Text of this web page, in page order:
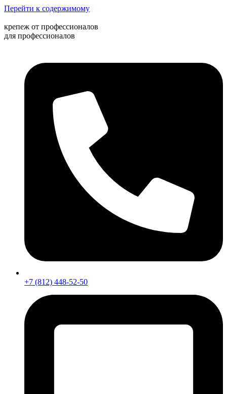
Перейти к содержимому
крепеж от профессионалов
для профессионалов
+7 (812) 448-52-50